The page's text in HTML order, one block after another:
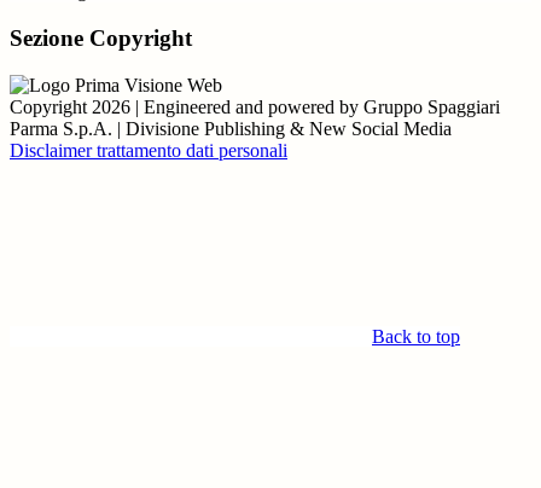
Sezione Copyright
Copyright 2026 | Engineered and powered by Gruppo Spaggiari
Parma S.p.A. | Divisione Publishing & New Social Media
Disclaimer trattamento dati personali
Back to top